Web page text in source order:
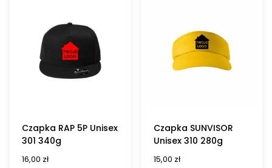
Czapka RAP 5P Unisex
301 340g
16,00 zł
Czapka SUNVISOR
Unisex 310 280g
15,00 zł